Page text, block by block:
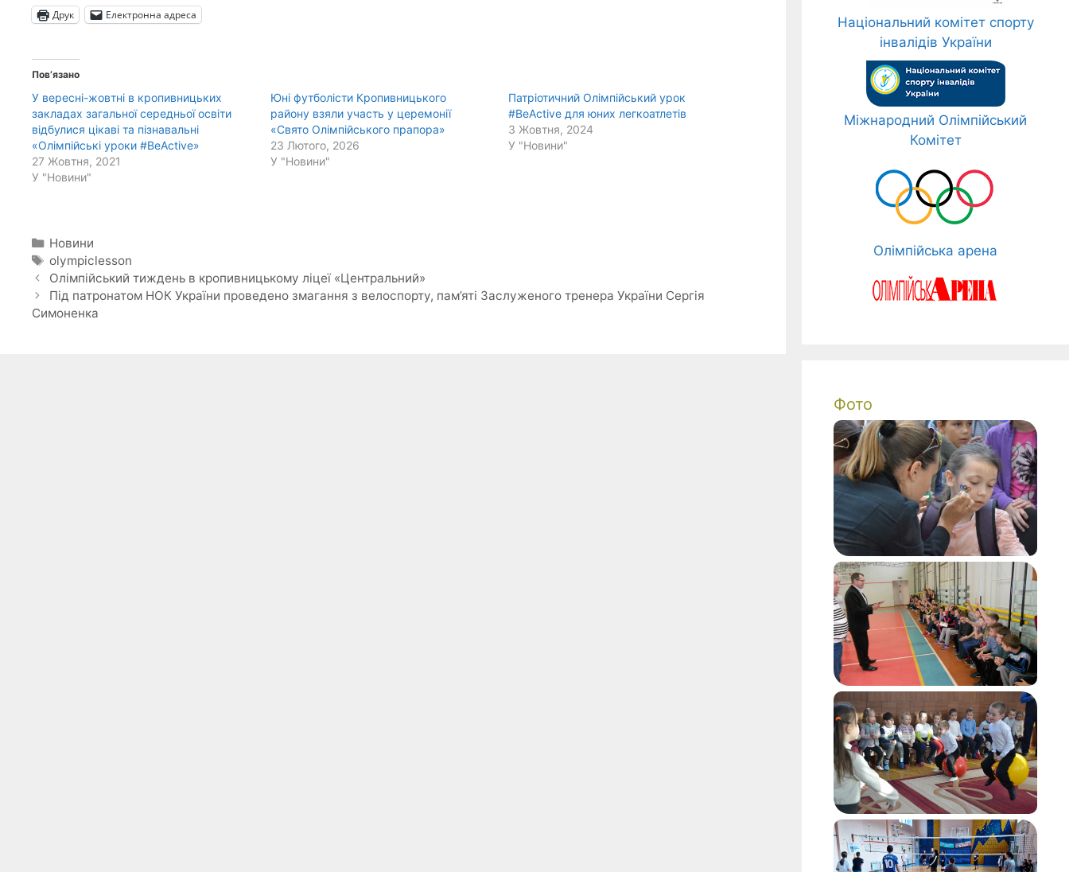
Друк Електронна адреса
Пов’язано
У вересні-жовтні в кропивницьких
закладах загальної середньої освіти
відбулися цікаві та пізнавальні
«Олімпійські уроки #BeActive»
27 Жовтня, 2021
У "Новини"
Юні футболісти Кропивницького
району взяли участь у церемонії
«Свято Олімпійського прапора»
23 Лютого, 2026
У "Новини"
Патріотичний Олімпійський урок
#BеActive для юних легкоатлетів
3 Жовтня, 2024
У "Новини"
Категорії
Новини
Позначки
olympiclesson
Олімпійський тиждень в кропивницькому ліцеї «Центральний»
Під патронатом НОК України проведено змагання з велоспорту, пам’яті Заслуженого тренера України Сергія
Симоненка
Національний комітет спорту
інвалідів України
Міжнародний Олімпійський
Комітет
Олімпійська арена
Фото